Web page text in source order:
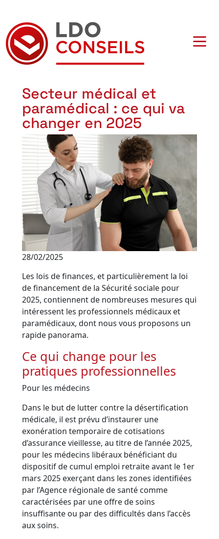
Navigation principale
Secteur médical et
paramédical : ce qui va
changer en 2025
28/02/2025
Les lois de finances, et particulièrement la loi
de financement de la Sécurité sociale pour
2025, contiennent de nombreuses mesures qui
intéressent les professionnels médicaux et
paramédicaux, dont nous vous proposons un
rapide panorama.
Ce qui change pour les
pratiques professionnelles
Pour les médecins
Dans le but de lutter contre la désertification
médicale, il est prévu d’instaurer une
exonération temporaire de cotisations
d’assurance vieillesse, au titre de l’année 2025,
pour les médecins libéraux bénéficiant du
dispositif de cumul emploi retraite avant le 1er
mars 2025 exerçant dans les zones identifiées
par l’Agence régionale de santé comme
caractérisées par une offre de soins
insuffisante ou par des difficultés dans l’accès
aux soins.